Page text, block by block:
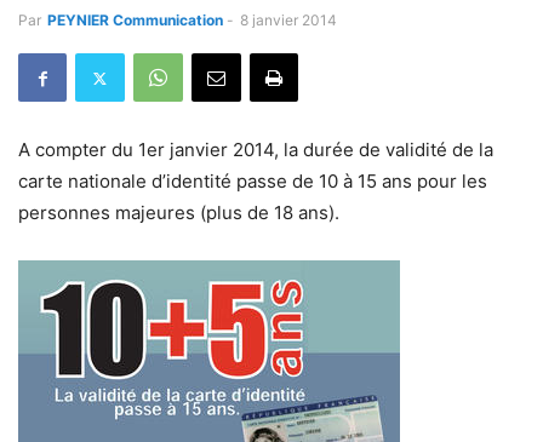
Par PEYNIER Communication - 8 janvier 2014
A compter du 1er janvier 2014, la durée de validité de la
carte nationale d’identité passe de 10 à 15 ans pour les
personnes majeures (plus de 18 ans).